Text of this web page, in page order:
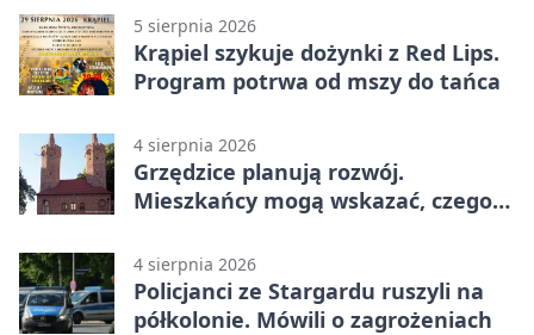
5 sierpnia 2026
Krąpiel szykuje dożynki z Red Lips.
Program potrwa od mszy do tańca
4 sierpnia 2026
Grzędzice planują rozwój.
Mieszkańcy mogą wskazać, czego
4 sierpnia 2026
Policjanci ze Stargardu ruszyli na
półkolonie. Mówili o zagrożeniach